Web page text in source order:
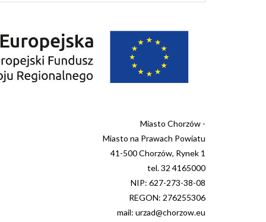
Miasto Chorzów -
Miasto na Prawach Powiatu
41-500 Chorzów, Rynek 1
tel. 32 4165000
NIP: 627-273-38-08
REGON: 276255306
mail: urzad@chorzow.eu